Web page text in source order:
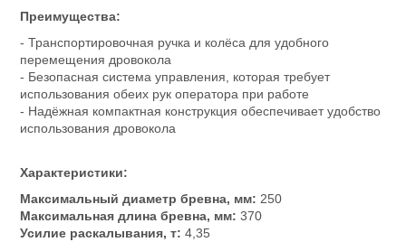
Преимущества:
- Транспортировочная ручка и колёса для удобного
перемещения дровокола
- Безопасная система управления, которая требует
использования обеих рук оператора при работе
- Надёжная компактная конструкция обеспечивает удобство
использования дровокола
Характеристики:
Максимальный диаметр бревна, мм: 250
Максимальная длина бревна, мм: 370
Усилие раскалывания, т: 4,35